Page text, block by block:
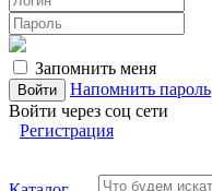
Запомнить меня
Напомнить пароль
Войти через соц сети
Регистрация